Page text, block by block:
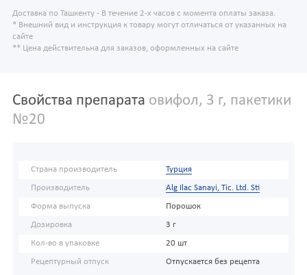
Доставка по Ташкенту - В течение 2-х часов с момента оплаты заказа.
* Внешний вид и инструкция к товару могут отличаться от указанных на
сайте
** Цена действительна для заказов, оформленных на сайте
Свойства препарата овифол, 3 г, пакетики
№20
Страна производитель Турция
Производитель Alg Ilac Sanayi, Tic. Ltd. Sti
Форма выпуска Порошок
Дозировка 3 г
Кол-во в упаковке 20 шт
Рецептурный отпуск Отпускается без рецепта